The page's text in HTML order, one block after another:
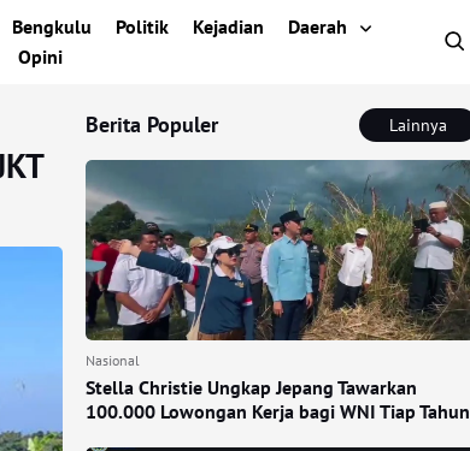
Bengkulu Politik Kejadian
Daerah
Opini
Berita Populer Lainnya
Nasional
Stella Christie Ungkap Jepang Tawarkan
100.000 Lowongan Kerja bagi WNI Tiap Tahun